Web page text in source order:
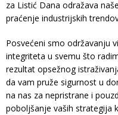
za Listić Dana odražava
praćenje industrijskih
Posvećeni smo održavanju
integriteta u svemu što
rezultat opsežnog
da vam pruže sigurnost u
na nas za nepristrane i
poboljšanje vaših strategija